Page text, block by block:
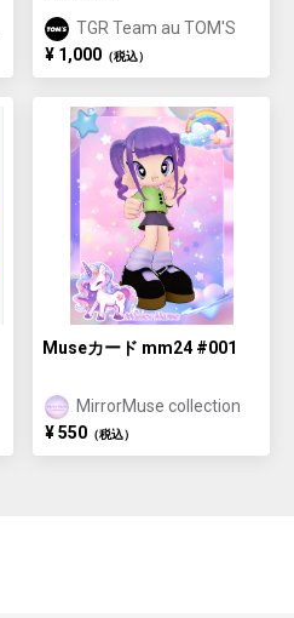
TGR Team au TOM'S
¥ 1,000 （税込）
Museカード mm24 #001
MirrorMuse collection
¥ 550 （税込）